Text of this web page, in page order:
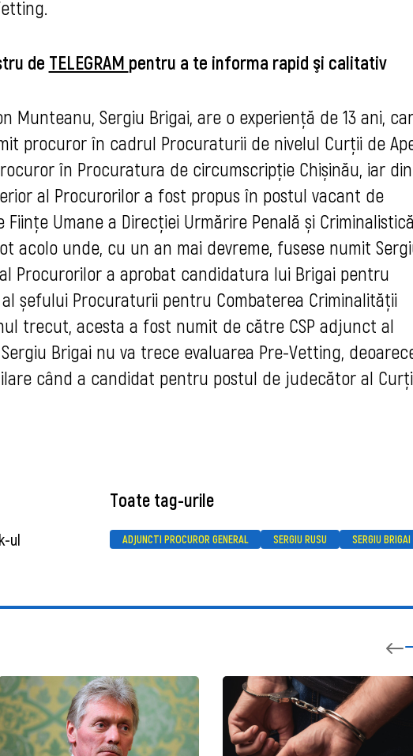
de TELEGRAM pentru a te informa rapid şi calitativ
Munteanu, Sergiu Brigai, are o experiență de 13 ani,
procuror în cadrul Procuraturii de nivelul Curții de
în Procuratura de circumscripție Chișinău, iar din
al Procurorilor a fost propus în postul vacant de
Umane a Direcției Urmărire Penală și Criminalistică
acolo unde, cu un an mai devreme, fusese numit
al Procurorilor a aprobat candidatura lui Brigai pentru
șefului Procuraturii pentru Combaterea Criminalității
trecut, acesta a fost numit de către CSP adjunct al
Brigai nu va trece evaluarea Pre-Vetting,
când a candidat pentru postul de judecător al
ul
Toate tag-urile
ADJUNCTI PROCUROR GENERAL SERGIU RUSU SERGIU BRIGAI